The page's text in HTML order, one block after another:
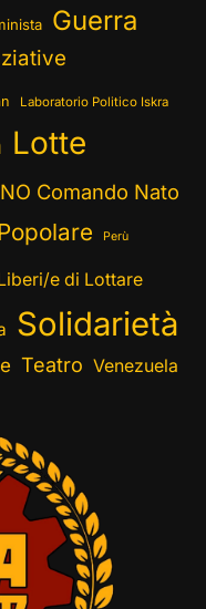
Guerra
Laboratorio Politico Iskra
Lotte
NO Comando Nato
Perù
e di Lottare
Solidarietà
Teatro Venezuela